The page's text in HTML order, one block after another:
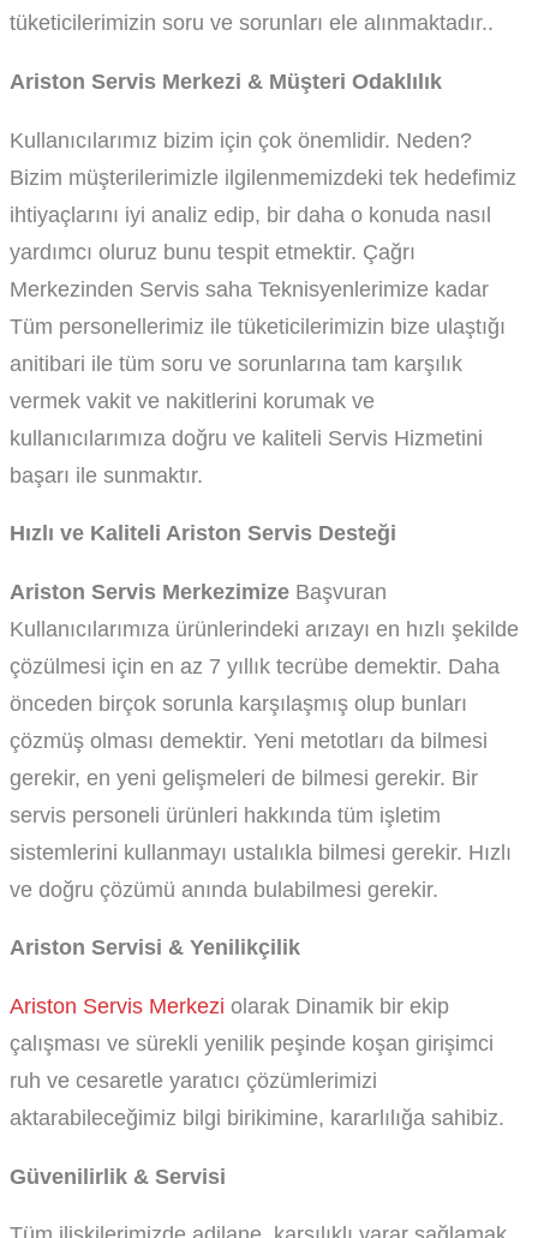
tüketicilerimizin soru ve sorunları ele alınmaktadır..
Ariston Servis Merkezi & Müşteri Odaklılık
Kullanıcılarımız bizim için çok önemlidir. Neden?
Bizim müşterilerimizle ilgilenmemizdeki tek hedefimiz
ihtiyaçlarını iyi analiz edip, bir daha o konuda nasıl
yardımcı oluruz bunu tespit etmektir. Çağrı
Merkezinden Servis saha Teknisyenlerimize kadar
Tüm personellerimiz ile tüketicilerimizin bize ulaştığı
anitibari ile tüm soru ve sorunlarına tam karşılık
vermek vakit ve nakitlerini korumak ve
kullanıcılarımıza doğru ve kaliteli Servis Hizmetini
başarı ile sunmaktır.
Hızlı ve Kaliteli Ariston Servis Desteği
Ariston Servis Merkezimize Başvuran
Kullanıcılarımıza ürünlerindeki arızayı en hızlı şekilde
çözülmesi için en az 7 yıllık tecrübe demektir. Daha
önceden birçok sorunla karşılaşmış olup bunları
çözmüş olması demektir. Yeni metotları da bilmesi
gerekir, en yeni gelişmeleri de bilmesi gerekir. Bir
servis personeli ürünleri hakkında tüm işletim
sistemlerini kullanmayı ustalıkla bilmesi gerekir. Hızlı
ve doğru çözümü anında bulabilmesi gerekir.
Ariston Servisi & Yenilikçilik
Ariston Servis Merkezi olarak Dinamik bir ekip
çalışması ve sürekli yenilik peşinde koşan girişimci
ruh ve cesaretle yaratıcı çözümlerimizi
aktarabileceğimiz bilgi birikimine, kararlılığa sahibiz.
Güvenilirlik & Servisi